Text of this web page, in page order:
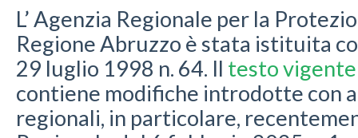
L’ Agenzia Regionale per la
Regione Abruzzo è stata istituita
29 luglio 1998 n. 64. Il testo
contiene modifiche introdotte con
regionali, in particolare,